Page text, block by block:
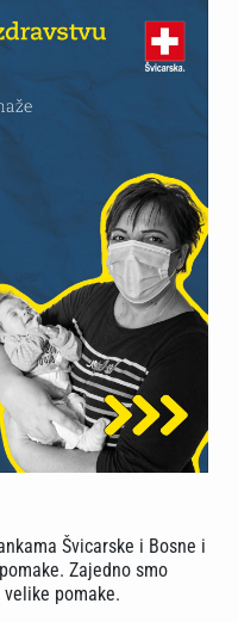
Švicarske i Bosne i
Zajedno smo
pomake.